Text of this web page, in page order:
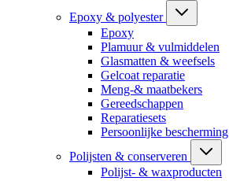
Epoxy & polyester
Epoxy
Plamuur & vulmiddelen
Glasmatten & weefsels
Gelcoat reparatie
Meng-& maatbekers
Gereedschappen
Reparatiesets
Persoonlijke bescherming
Polijsten & conserveren
Polijst- & waxproducten